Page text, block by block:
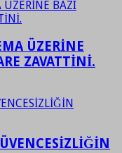
ÜZERİNE
ZAVATTİNİ.